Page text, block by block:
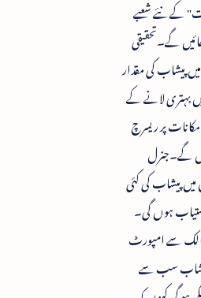
کے نئے شعبے
گے۔تحقیقی
پیشاب کی مقدار
بہتری لانے کے
پر ریسرچ
گے۔جنرل
پیشاب کی کئی
ہوں گی۔
سے امپورٹ
سب سے